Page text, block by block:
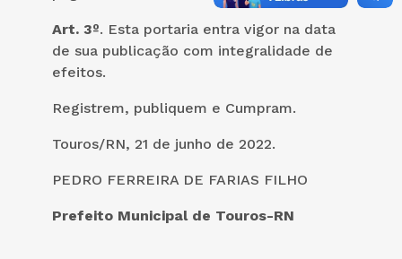
Art. 3º. Esta portaria entra vigor na data
de sua publicação com integralidade de
efeitos.
Registrem, publiquem e Cumpram.
Touros/RN, 21 de junho de 2022.
PEDRO FERREIRA DE FARIAS FILHO
Prefeito Municipal de Touros-RN